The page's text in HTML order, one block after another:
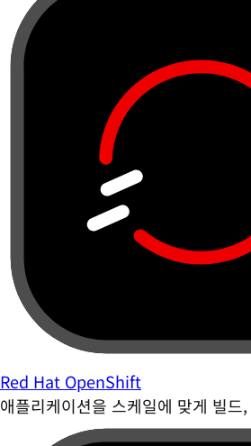
Red Hat OpenShift
애플리케이션을 스케일에 맞게 빌드